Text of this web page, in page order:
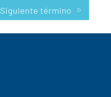
Siguiente término